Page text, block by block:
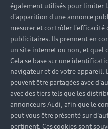
également utilisés pour limiter
d'apparition d'une annonce
mesurer et contrôler l'efficacité
publicitaires. Ils prennent en
un site internet ou non, et quel
Cela se base sur une
navigateur et de votre appareil.
peuvent être partagées avec
avec des tiers tels que les
annonceurs Audi, afin que le
peut vous être présenté sur
pertinent. Ces cookies sont